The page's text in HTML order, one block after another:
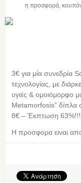
η προσφορά,
3€ για μία συνεδρία
τεχνολογίας, με
υγιές & ομοιόμορφο
Metamorfosis” δίπλα
8€ – Έκπτωση
Η προσφορα ειναι